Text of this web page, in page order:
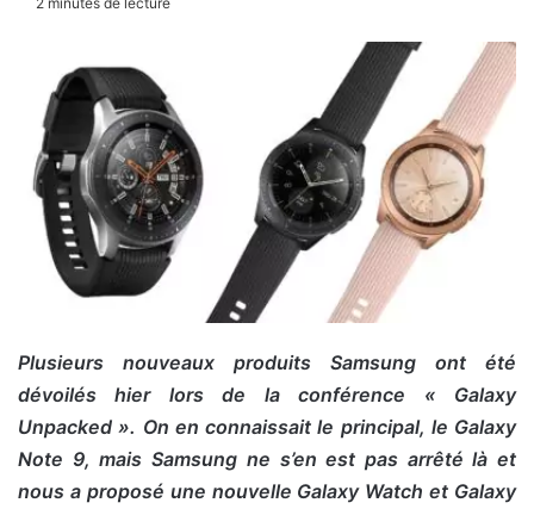
Plusieurs nouveaux produits Samsung ont été
dévoilés hier lors de la conférence « Galaxy
Unpacked ». On en connaissait le principal, le Galaxy
Note 9, mais Samsung ne s’en est pas arrêté là et
nous a proposé une nouvelle Galaxy Watch et Galaxy